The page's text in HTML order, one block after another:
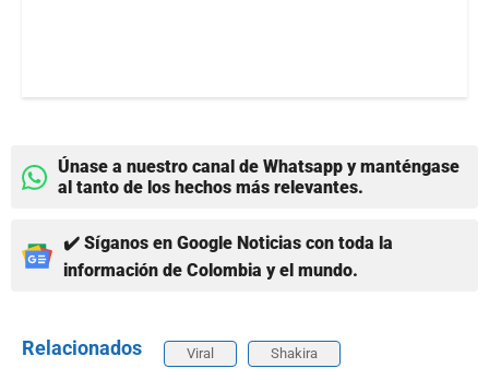
Únase a nuestro canal de Whatsapp y manténgase
al tanto de los hechos más relevantes.
✔️ Síganos en Google Noticias con toda la
información de Colombia y el mundo.
Relacionados Viral Shakira